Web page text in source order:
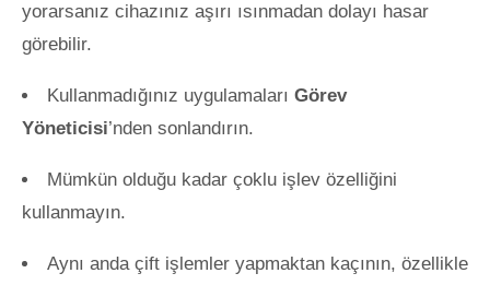
yorarsanız cihazınız aşırı ısınmadan dolayı hasar
görebilir.
Kullanmadığınız uygulamaları Görev
Yöneticisi’nden sonlandırın.
Mümkün olduğu kadar çoklu işlev özelliğini
kullanmayın.
Aynı anda çift işlemler yapmaktan kaçının, özellikle